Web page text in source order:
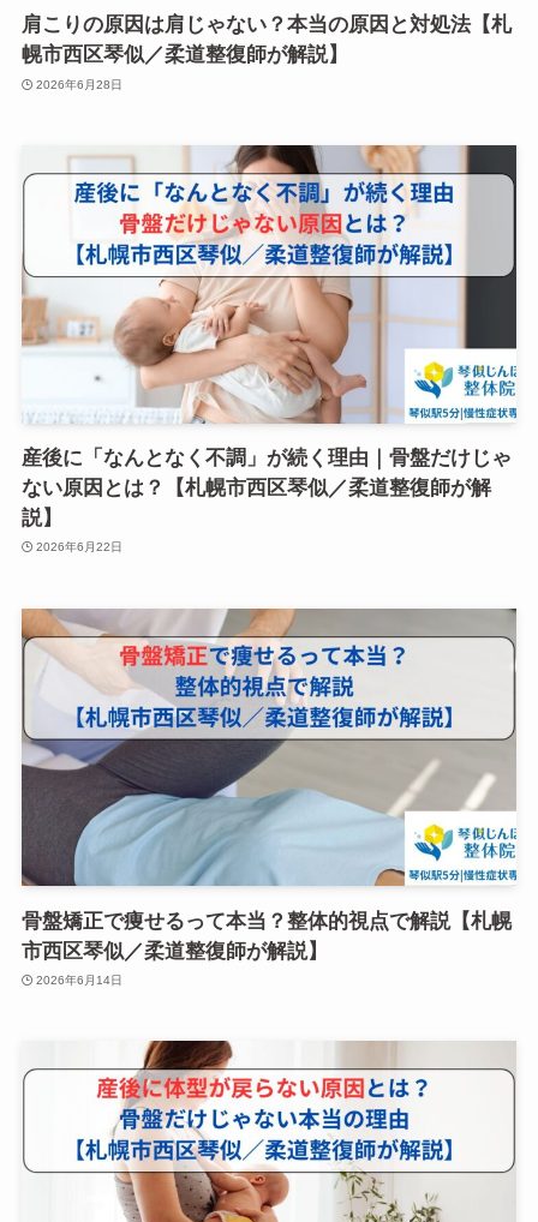
肩こりの原因は肩じゃない？本当の原因と対処法【札
幌市西区琴似／柔道整復師が解説】
2026年6月28日
産後に「なんとなく不調」が続く理由｜骨盤だけじゃ
ない原因とは？【札幌市西区琴似／柔道整復師が解
説】
2026年6月22日
骨盤矯正で痩せるって本当？整体的視点で解説【札幌
市西区琴似／柔道整復師が解説】
2026年6月14日